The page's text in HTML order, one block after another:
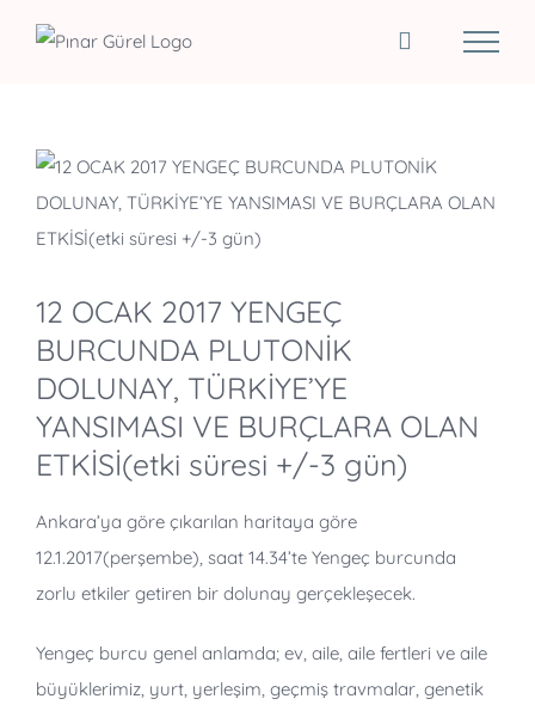
View
Larger
Image
12 OCAK 2017 YENGEÇ
BURCUNDA PLUTONİK
DOLUNAY, TÜRKİYE’YE
YANSIMASI VE BURÇLARA OLAN
ETKİSİ(etki süresi +/-3 gün)
Ankara’ya göre çıkarılan haritaya göre
12.1.2017(perşembe), saat 14.34’te Yengeç burcunda
zorlu etkiler getiren bir dolunay gerçekleşecek.
Yengeç burcu genel anlamda; ev, aile, aile fertleri ve aile
büyüklerimiz, yurt, yerleşim, geçmiş travmalar, genetik